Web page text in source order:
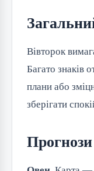
Вівторок
Багато знаків
плани або
зберігати
Прогнози